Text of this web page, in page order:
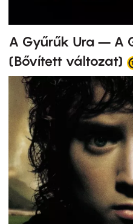
A Gyűrűk Ura – A
(Bővített változat)